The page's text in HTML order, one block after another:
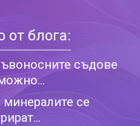
от блога:
съдове
минералите се